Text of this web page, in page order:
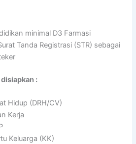
minimal D3 Farmasi
Tanda Registrasi (STR) sebagai
:
Hidup (DRH/CV)
Kerja
Keluarga (KK)